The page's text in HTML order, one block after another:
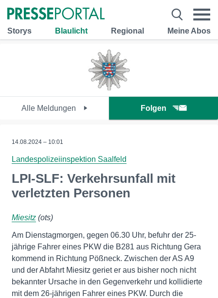
Storys Blaulicht Regional Meine Abos
Alle Meldungen Folgen
14.08.2024 – 10:01
Landespolizeiinspektion Saalfeld
LPI-SLF: Verkehrsunfall mit
verletzten Personen
Miesitz (ots)
Am Dienstagmorgen, gegen 06.30 Uhr, befuhr der 25-
jährige Fahrer eines PKW die B281 aus Richtung Gera
kommend in Richtung Pößneck. Zwischen der AS A9
und der Abfahrt Miesitz geriet er aus bisher noch nicht
bekannter Ursache in den Gegenverkehr und kollidierte
mit dem 26-jährigen Fahrer eines PKW. Durch die